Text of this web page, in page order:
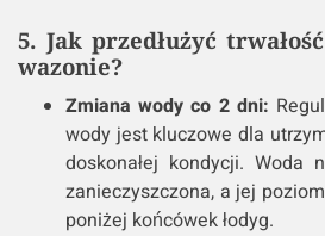
5. Jak przedłużyć
wazonie?
Zmiana wody co 2 dni:
wody jest kluczowe dla
doskonałej kondycji. Woda
zanieczyszczona, a jej
poniżej końcówek łodyg.